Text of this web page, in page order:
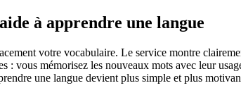
à apprendre une langue
votre vocabulaire. Le service montre
: vous mémorisez les nouveaux mots avec leur
une langue devient plus simple et plus